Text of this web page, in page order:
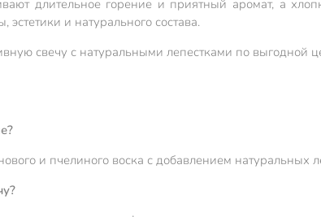
длительное горение и приятный аромат, а
и натурального состава.
свечу с натуральными лепестками по выгодной
и пчелиного воска с добавлением